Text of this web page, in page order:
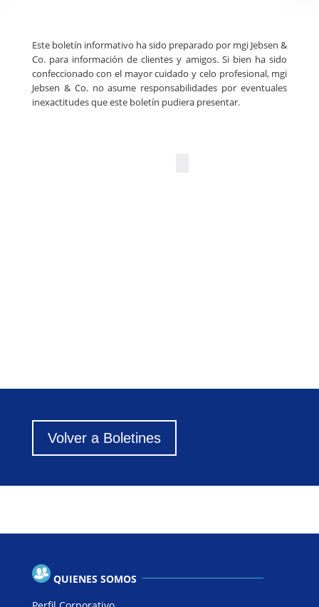
Este boletín informativo ha sido preparado por mgi Jebsen &
Co. para información de clientes y amigos. Si bien ha sido
confeccionado con el mayor cuidado y celo profesional, mgi
Jebsen & Co. no asume responsabilidades por eventuales
inexactitudes que este boletín pudiera presentar.
Volver a Boletines
QUIENES SOMOS